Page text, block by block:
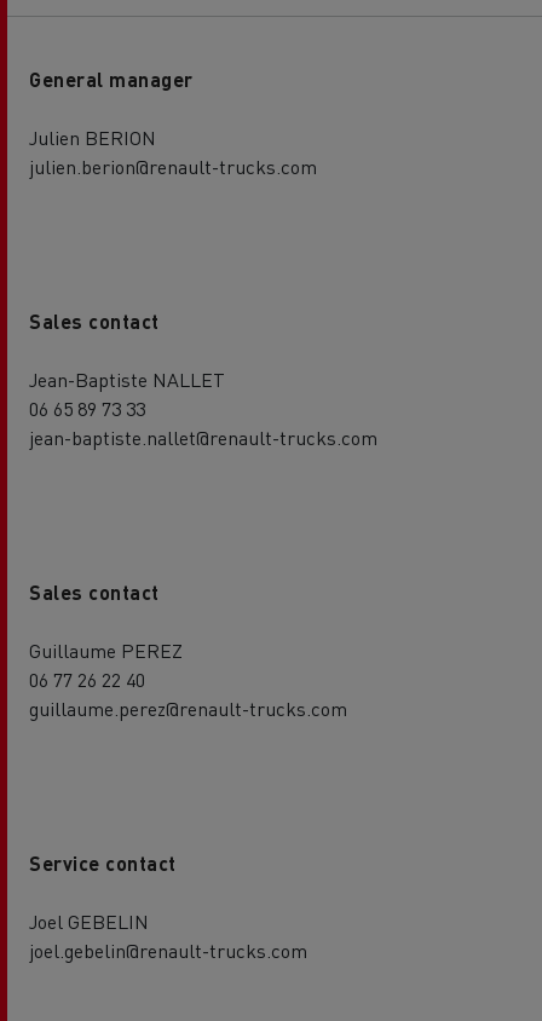
General manager
Julien BERION
julien.berion@renault-trucks.com
Sales contact
Jean-Baptiste NALLET
06 65 89 73 33
jean-baptiste.nallet@renault-trucks.com
Sales contact
Guillaume PEREZ
06 77 26 22 40
guillaume.perez@renault-trucks.com
Service contact
Joel GEBELIN
joel.gebelin@renault-trucks.com